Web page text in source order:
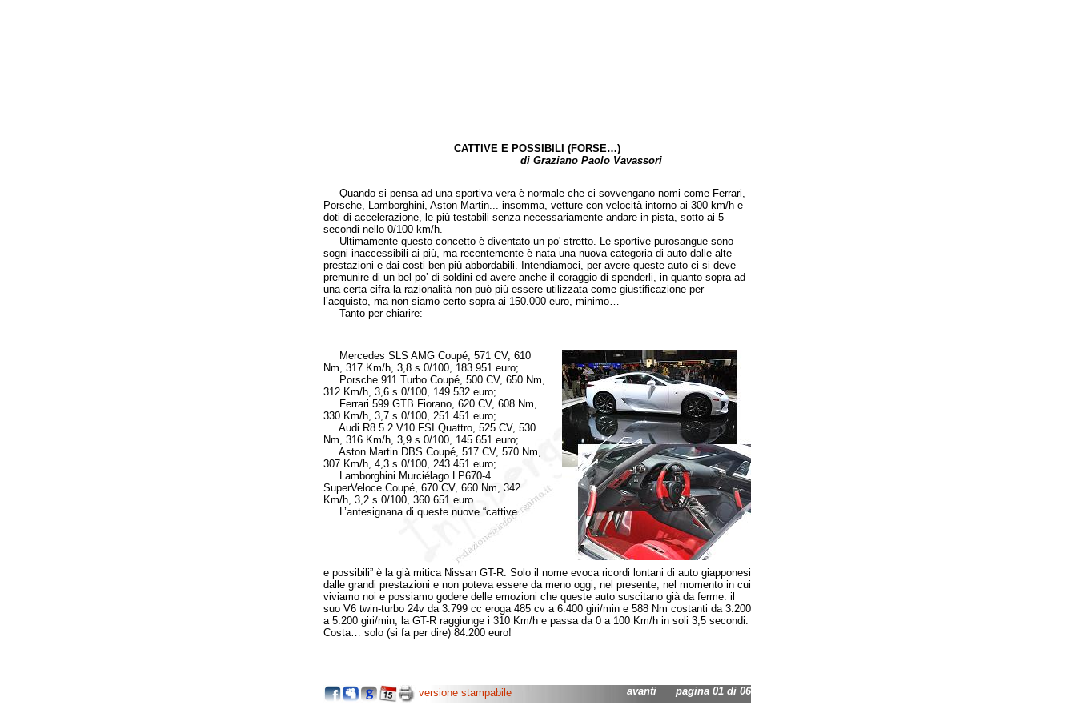
CATTIVE E POSSIBILI (FORSE…)
di Graziano Paolo Vavassori
Quando si pensa ad una sportiva vera è normale che ci sovvengano nomi come Ferrari,
Porsche, Lamborghini, Aston Martin... insomma, vetture con velocità intorno ai 300 km/h e
doti di accelerazione, le più testabili senza necessariamente andare in pista, sotto ai 5
secondi nello 0/100 km/h.
Ultimamente questo concetto è diventato un po' stretto. Le sportive purosangue sono
sogni inaccessibili ai più, ma recentemente è nata una nuova categoria di auto dalle alte
prestazioni e dai costi ben più abbordabili. Intendiamoci, per avere queste auto ci si deve
premunire di un bel po’ di soldini ed avere anche il coraggio di spenderli, in quanto sopra ad
una certa cifra la razionalità non può più essere utilizzata come giustificazione per
l’acquisto, ma non siamo certo sopra ai 150.000 euro, minimo…
Tanto per chiarire:
Mercedes SLS AMG Coupé, 571 CV, 610
Nm, 317 Km/h, 3,8 s 0/100, 183.951 euro;
Porsche 911 Turbo Coupé, 500 CV, 650 Nm,
312 Km/h, 3,6 s 0/100, 149.532 euro;
Ferrari 599 GTB Fiorano, 620 CV, 608 Nm,
330 Km/h, 3,7 s 0/100, 251.451 euro;
Audi R8 5.2 V10 FSI Quattro, 525 CV, 530
Nm, 316 Km/h, 3,9 s 0/100, 145.651 euro;
Aston Martin DBS Coupé, 517 CV, 570 Nm,
307 Km/h, 4,3 s 0/100, 243.451 euro;
Lamborghini Murciélago LP670-4
SuperVeloce Coupé, 670 CV, 660 Nm, 342
Km/h, 3,2 s 0/100, 360.651 euro.
L’antesignana di queste nuove “cattive
e possibili” è la già mitica Nissan GT-R. Solo il nome evoca ricordi lontani di auto giapponesi
dalle grandi prestazioni e non poteva essere da meno oggi, nel presente, nel momento in cui
viviamo noi e possiamo godere delle emozioni che queste auto suscitano già da ferme: il
suo V6 twin-turbo 24v da 3.799 cc eroga 485 cv a 6.400 giri/min e 588 Nm costanti da 3.200
a 5.200 giri/min; la GT-R raggiunge i 310 Km/h e passa da 0 a 100 Km/h in soli 3,5 secondi.
Costa… solo (si fa per dire) 84.200 euro!
versione stampabile avantipagina 01 di 06